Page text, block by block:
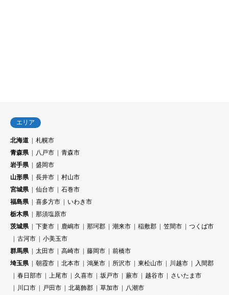
エリア
北海道
札幌市
青森県
八戸市
青森市
岩手県
盛岡市
山形県
長井市
村山市
宮城県
仙台市
石巻市
福島県
喜多方市
いわき市
栃木県
那須塩原市
茨城県
下妻市 鹿嶋市 那珂郡 潮来市 稲敷郡 笠間市
つくば市
古河市
小美玉市
群馬県
太田市 高崎市 藤岡市
前橋市
埼玉県
朝霞市 北本市 鴻巣市 所沢市 東松山市 川越市
入間郡
春日部市
上尾市 久喜市 坂戸市 蕨市 越谷市
さいたま市
川口市
戸田市 北葛飾郡 草加市
八潮市